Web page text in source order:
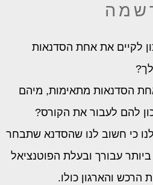
לקיים את אחת הסדנאות
הסדנאות מתאימות, מיהם
להם לעבור את הקורס?
כי חשוב לנו שהסדנא שתבחר
עבורך ובעלת הפוטנציאל
והארגון כולו.